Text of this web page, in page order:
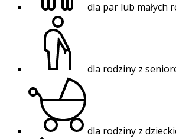
dla par lub małych
dla rodziny z
dla rodziny z